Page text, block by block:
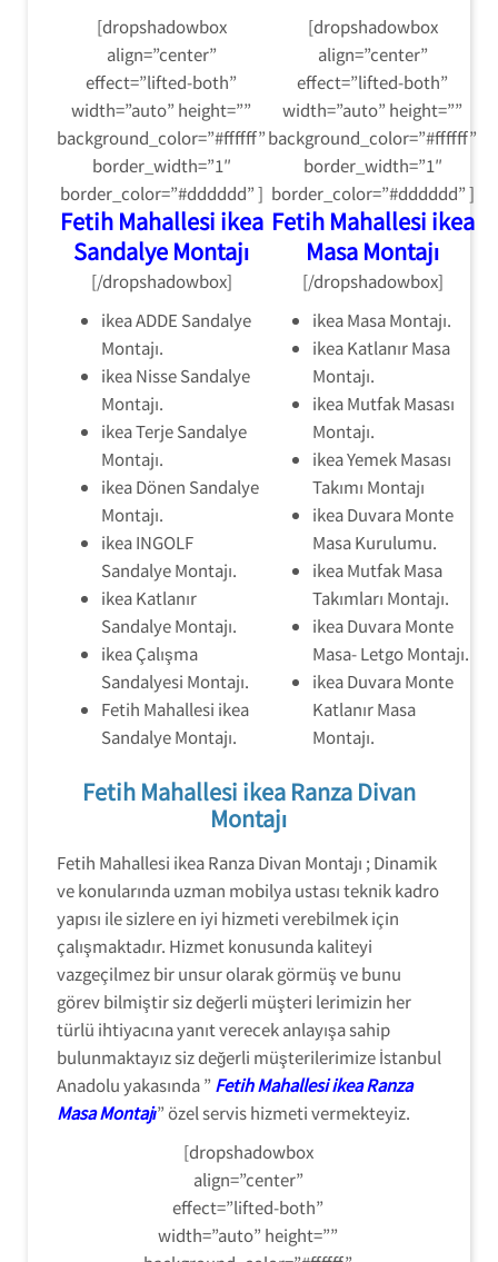
[dropshadowbox
align=”center”
effect=”lifted-both”
width=”auto” height=””
background_color=”#ffffff”
border_width=”1″
border_color=”#dddddd” ]
Fetih Mahallesi ikea
Sandalye Montajı
[/dropshadowbox]
ikea ADDE Sandalye
Montajı.
ikea Nisse Sandalye
Montajı.
ikea Terje Sandalye
Montajı.
ikea Dönen Sandalye
Montajı.
ikea INGOLF
Sandalye Montajı.
ikea Katlanır
Sandalye Montajı.
ikea Çalışma
Sandalyesi Montajı.
Fetih Mahallesi ikea
Sandalye Montajı.
[dropshadowbox
align=”center”
effect=”lifted-both”
width=”auto” height=””
background_color=”#ffffff”
border_width=”1″
border_color=”#dddddd” ]
Fetih Mahallesi ikea
Masa Montajı
[/dropshadowbox]
ikea Masa Montajı.
ikea Katlanır Masa
Montajı.
ikea Mutfak Masası
Montajı.
ikea Yemek Masası
Takımı Montajı
ikea Duvara Monte
Masa Kurulumu.
ikea Mutfak Masa
Takımları Montajı.
ikea Duvara Monte
Masa- Letgo Montajı.
ikea Duvara Monte
Katlanır Masa
Montajı.
Fetih Mahallesi ikea Ranza Divan
Montajı
Fetih Mahallesi ikea Ranza Divan Montajı ; Dinamik
ve konularında uzman mobilya ustası teknik kadro
yapısı ile sizlere en iyi hizmeti verebilmek için
çalışmaktadır. Hizmet konusunda kaliteyi
vazgeçilmez bir unsur olarak görmüş ve bunu
görev bilmiştir siz değerli müşteri lerimizin her
türlü ihtiyacına yanıt verecek anlayışa sahip
bulunmaktayız siz değerli müşterilerimize İstanbul
Anadolu yakasında ” Fetih Mahallesi ikea Ranza
Masa Montajı” özel servis hizmeti vermekteyiz.
[dropshadowbox
align=”center”
effect=”lifted-both”
width=”auto” height=””